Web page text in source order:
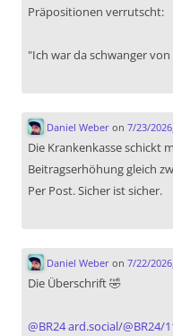
Präpositionen verrutscht:
"Ich war da schwanger
Daniel Weberon 7/23/
Die Krankenkasse schickt
Beitragserhöhung gleich
Per Post. Sicher ist sicher.
Daniel Weberon 7/22/
Die Überschrift 🤣
@BR24ard.social/@BR24/